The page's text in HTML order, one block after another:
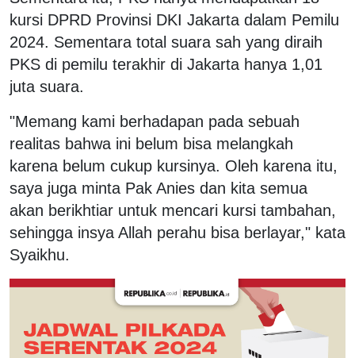
kursi DPRD Provinsi DKI Jakarta dalam Pemilu
2024. Sementara total suara sah yang diraih
PKS di pemilu terakhir di Jakarta hanya 1,01
juta suara.
"Memang kami berhadapan pada sebuah
realitas bahwa ini belum bisa melangkah
karena belum cukup kursinya. Oleh karena itu,
saya juga minta Pak Anies dan kita semua
akan berikhtiar untuk mencari kursi tambahan,
sehingga insya Allah perahu bisa berlayar," kata
Syaikhu.